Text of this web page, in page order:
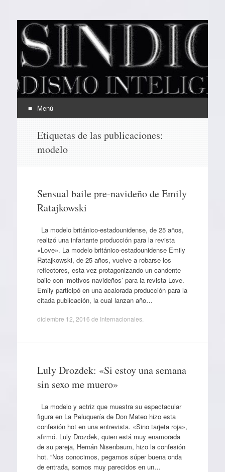
EL SINDICAL
Periodismo Inteligente
Menú
contenido
Etiquetas de las publicaciones:
modelo
Sensual baile pre-navideño de Emily
Ratajkowski
La modelo británico-estadounidense, de 25 años,
realizó una infartante producción para la revista
«Love». La modelo británico-estadounidense Emily
Ratajkowski, de 25 años, vuelve a robarse los
reflectores, esta vez protagonizando un candente
baile con ‘motivos navideños’ para la revista Love.
Emily participó en una acalorada producción para la
citada publicación, la cual lanzan año…
diciembre 12, 2016 de Internacionales.
Luly Drozdek: «Si estoy una semana
sin sexo me muero»
La modelo y actriz que muestra su espectacular
figura en La Peluquería de Don Mateo hizo esta
confesión hot en una entrevista. «Sino tarjeta roja»,
afirmó. Luly Drozdek, quien está muy enamorada
de su pareja, Hernán Nisenbaum, hizo la confesión
hot. “Nos conocimos, pegamos súper buena onda
de entrada, somos muy parecidos en un…